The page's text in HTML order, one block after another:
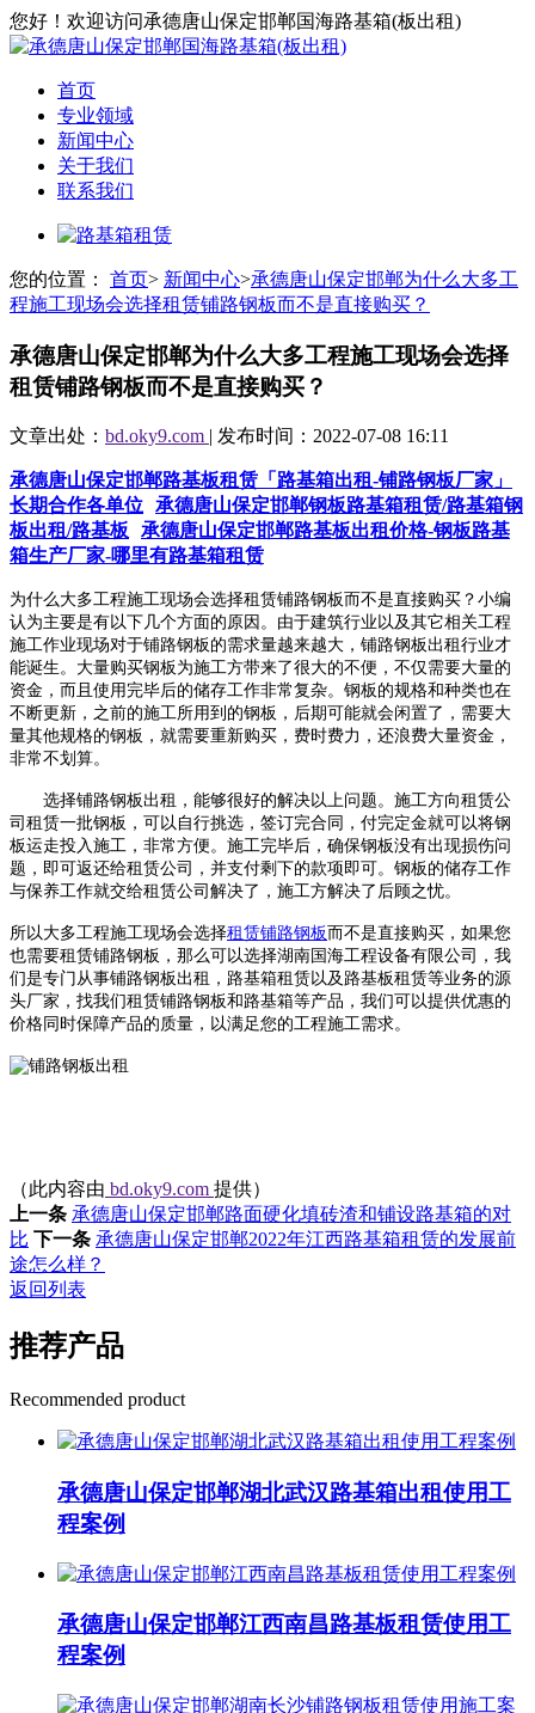
您好！欢迎访问承德唐山保定邯郸国海路基箱(板出租)
首页
专业领域
新闻中心
关于我们
联系我们
您的位置： 首页> 新闻中心>承德唐山保定邯郸为什么大多工
程施工现场会选择租赁铺路钢板而不是直接购买？
承德唐山保定邯郸为什么大多工程施工现场会选择
租赁铺路钢板而不是直接购买？
文章出处： bd.oky9.com | 发布时间：2022-07-08 16:11
承德唐山保定邯郸路基板租赁「路基箱出租-铺路钢板厂家」
长期合作各单位 承德唐山保定邯郸钢板路基箱租赁/路基箱钢
板出租/路基板 承德唐山保定邯郸路基板出租价格-钢板路基
箱生产厂家-哪里有路基箱租赁
为什么大多工程施工现场会选择租赁铺路钢板而不是直接购买？小编
认为主要是有以下几个方面的原因。 由于建筑行业以及其它相关工程
施工作业现场对于铺路钢板的需求量越来越大，铺路钢板出租行业才
能诞生。大量购买钢板为施工方带来了很大的不便，不仅需要大量的
资金，而且使用完毕后的储存工作非常复杂。钢板的规格和种类也在
不断更新，之前的施工所用到的钢板，后期可能就会闲置了，需要大
量其他规格的钢板，就需要重新购买，费时费力，还浪费大量资金，
非常不划算。
选择铺路钢板出租，能够很好的解决以上问题。施工方向租赁公
司租赁一批钢板，可以自行挑选，签订完合同，付完定金就可以将钢
板运走投入施工，非常方便。施工完毕后，确保钢板没有出现损伤问
题，即可返还给租赁公司，并支付剩下的款项即可。钢板的储存工作
与保养工作就交给租赁公司解决了，施工方解决了后顾之忧。
所以大多工程施工现场会选择租赁铺路钢板 而不是直接购买，如果您
也需要租赁铺路钢板，那么可以选择湖南国海工程设备有限公司，我
们是专门从事铺路钢板出租，路基箱租赁以及路基板租赁等业务的源
头厂家，找我们租赁铺路钢板和路基箱等产品，我们可以提供优惠的
价格同时保障产品的质量，以满足您的工程施工需求。
（此内容由 bd.oky9.com 提供）
上一条 承德唐山保定邯郸路面硬化填砖渣和铺设路基箱的对
比 下一条 承德唐山保定邯郸2022年江西路基箱租赁的发展前
途怎么样？
返回列表
推荐产品
Recommended product
承德唐山保定邯郸湖北武汉路基箱出租使用工
程案例
承德唐山保定邯郸江西南昌路基板租赁使用工
程案例